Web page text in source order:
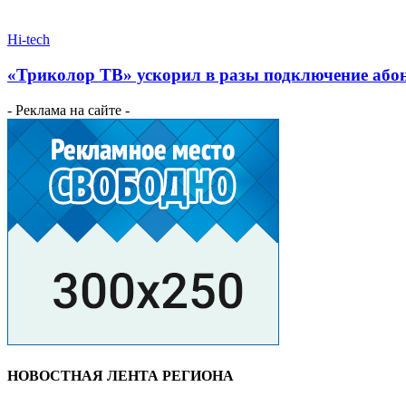
Hi-tech
«Триколор ТВ» ускорил в разы подключение
- Реклама на сайте -
НОВОСТНАЯ ЛЕНТА РЕГИОНА